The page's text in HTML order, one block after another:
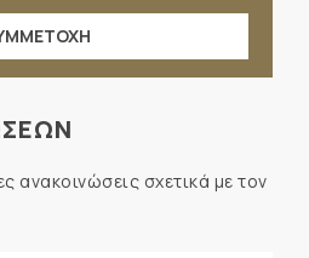
ανακοινώσεις σχετικά με τον